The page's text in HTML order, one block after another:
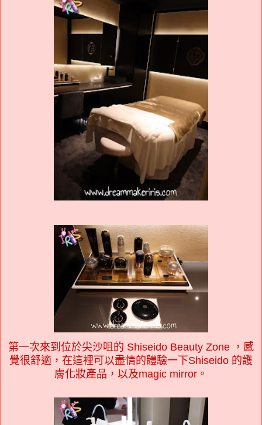
第一次來到位於尖沙咀的 Shiseido Beauty Zone ，感
覺很舒適，在這裡可以盡情的體驗一下Shiseido 的護
膚化妝產品，以及magic mirror。